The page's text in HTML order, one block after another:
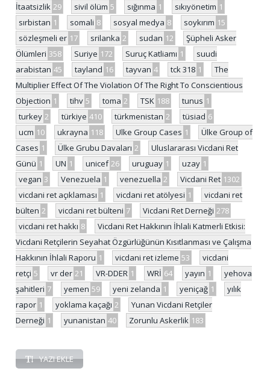
İtaatsizlik 29 sivil ölüm 5 sığınma 1 sıkıyönetim 1
sırbistan 1 somali 8 sosyal medya 8 soykırım 15
sözleşmeli er 17 srilanka 2 sudan 12
Şüpheli Asker
Ölümleri 358 Suriye 172 Suruç Katliamı 1
suudi
arabistan 45 tayland 16 tayvan 4 tck 318 1
The
Multiplier Effect Of The Violation Of The Right To Conscientious
Objection 1 tihv 5 toma 2 TSK 188 tunus 1
turkey 2 türkiye 410 türkmenistan 2 tüsiad 6
ucm 10 ukrayna 118 Ulke Group Cases 1
Ülke Group of
Cases 1 Ülke Grubu Davaları 2
Uluslararası Vicdani Ret
Günü 1 UN 1 unicef 26 uruguay 1 uzay 1
vegan 3 Venezuela 1 venezuella 2 Vicdani Ret 1302
vicdani ret açıklaması 1 vicdani ret atölyesi 1
vicdani ret
bülten 2 vicdani ret bülteni 7 Vicdani Ret Derneği 278
vicdani ret hakkı 8
Vicdani Ret Hakkının İhlali Katmerli Etkisi:
Vicdani Retçilerin Seyahat Özgürlüğünün Kısıtlanması ve Çalışma
Hakkının İhlali Raporu 1 vicdani ret izleme 53
vicdani
retçi 5 vr der 21 VR-DDER 1 WRİ 64 yayın 1
yehova
şahitleri 7 yemen 59 yeni zelanda 1 yeniçağ 1
yılık
rapor 1 yoklama kaçağı 2
Yunan Vicdani Retçiler
Derneği 1 yunanistan 40 Zorunlu Askerlik 183
YAZI EKLE